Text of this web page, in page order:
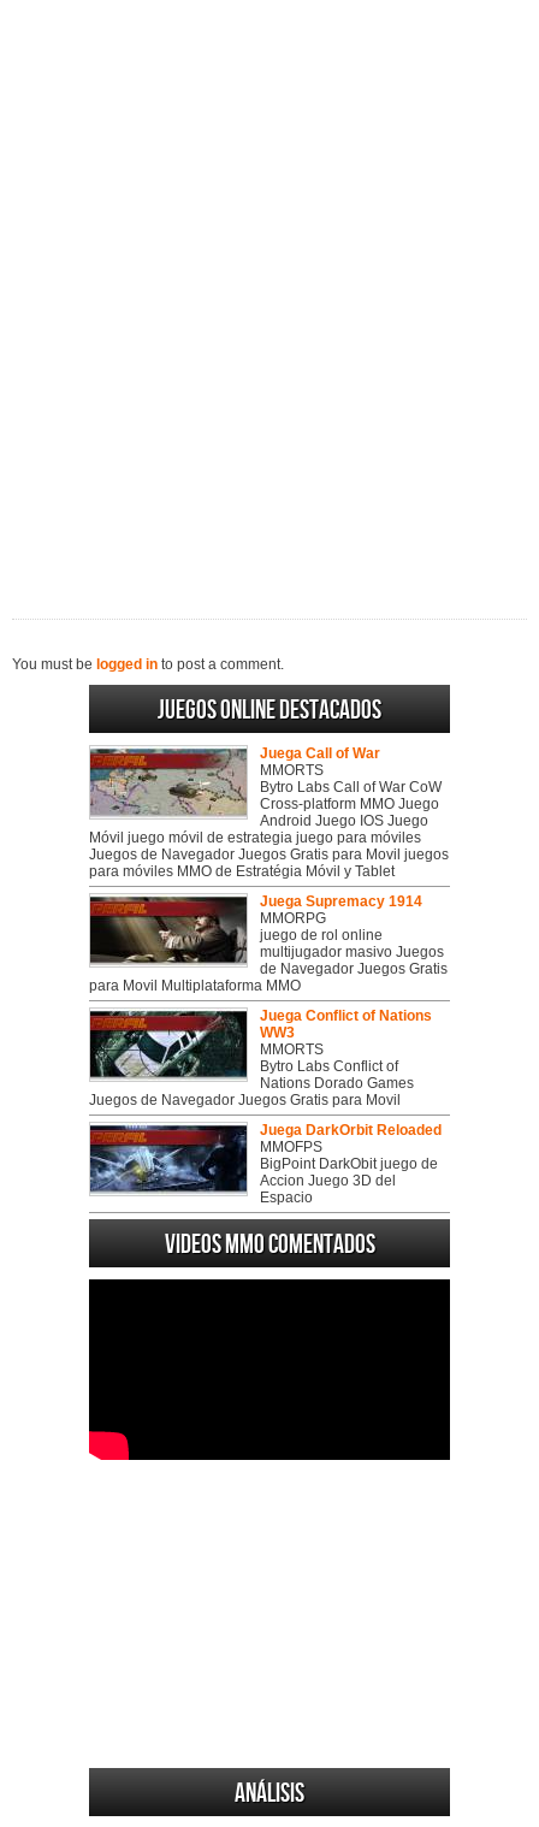
You must be logged in to post a comment.
Juegos online destacados
Juega Call of War
MMORTS
Bytro Labs Call of War CoW
Cross-platform MMO Juego
Android Juego IOS Juego
Móvil juego móvil de estrategia juego para móviles
Juegos de Navegador Juegos Gratis para Movil juegos
para móviles MMO de Estratégia Móvil y Tablet
Juega Supremacy 1914
MMORPG
juego de rol online
multijugador masivo Juegos
de Navegador Juegos Gratis
para Movil Multiplataforma MMO
Juega Conflict of Nations
WW3
MMORTS
Bytro Labs Conflict of
Nations Dorado Games
Juegos de Navegador Juegos Gratis para Movil
Juega DarkOrbit Reloaded
MMOFPS
BigPoint DarkObit juego de
Accion Juego 3D del
Espacio
Videos MMO Comentados
Análisis